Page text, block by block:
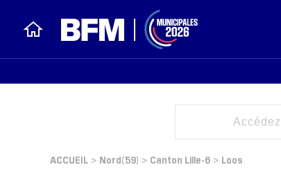
ACCUEIL > Nord(59) > Canton Lille-6 > Loos